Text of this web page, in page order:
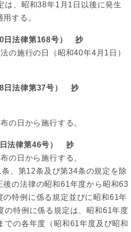
は、昭和38年1月1日以後に発生
する。
日法律第168号） 抄
の施行の日（昭和40年4月1日）
日法律第37号） 抄
の日から施行する。
法律第46号） 抄
の日から施行する。
、第12条及び第34条の規定を除
後の法律の昭和61年度から昭和63
の特例に係る規定並びに昭和61年
の特例に係る規定は、昭和61年度
での各年度（昭和61年度及び昭和